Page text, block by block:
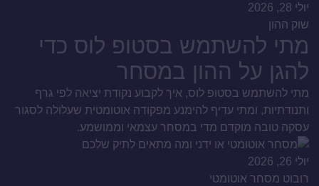
יולי 28, 2026
שוק ההון
מתי להשתמש בסטופ לוס כדי
להגן על ההון במסחר
מתי להשתמש בסטופ לוס, איך לקבוע נקודת יציאה לפי גרף
ותנודתיות, ומתי עדיף להימנע מפקודה אוטומטית שעלולה לסגור
עסקה טובה מוקדם מדי במסחר עצמאי וממושמע.
יולי 26, 2026
רובוט מסחר אוטומטי